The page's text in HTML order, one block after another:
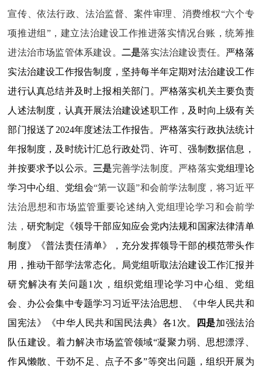
宣传、依法行政、法治监督、案件审理、消费维权“六个专
项推进组”，建立法治建设工作推进落实情况台账，统筹推
进法治市场监管体系建设。 二是落实法治建设责任。 严格落
实法治建设工作报告制度，坚持每半年定期对法治建设工作
进行认真总结并及时上报相关部门。严格落实机关主要负责
人述法制度，认真开展法治建设述职工作，及时向上级有关
部门报送了 2024年度述法工作报告。严格落实行政执法统计
年报制度，及时统计汇总行政处罚、许可、强制数据信息，
并按要求予以公示。 三是完善学法制度。严格落实党组理论
学习中心组、党组会“第一议题”和会前学法制度， 将习近平
法治思想和市场监管重要论述纳入党组理论学习和会前学
法， 研究制定《领导干部应知应会党内法规和国家法律清单
制度》《普法责任清单》，充分发挥领导干部的模范带头作
用，推动干部学法常态化。局党组听取法治建设工作汇报并
研究解决有关问题1 次，组织党组理论学习中心组、党组
会、办公会集中专题学习习近平法治思想、《中华人民共和
国宪法》《中华人民共和国民法典》各1 次。 四是加强法治
队伍建设。着力解决市场监管领域“凝聚力弱、思想漂浮、
作风懒散、干劲不足、点子不多”等突出问题，组织开展为